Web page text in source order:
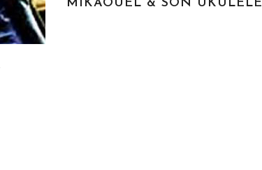
MIKAOUËL & SON UKULELE